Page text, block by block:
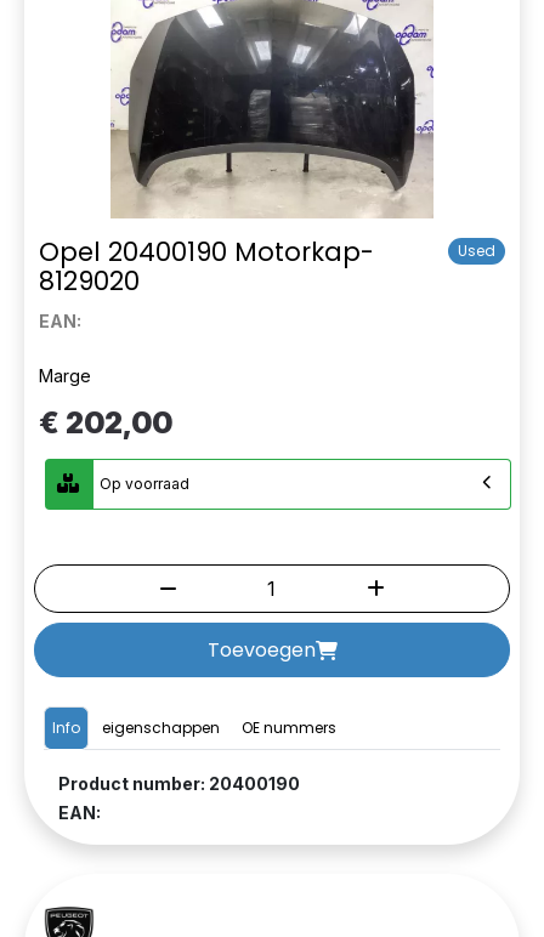
Opel 20400190 Motorkap-
8129020
Used
EAN:
Info eigenschappen OE nummers
Product number: 20400190
EAN:
Marge
€ 202,00
Op voorraad
Toevoegen